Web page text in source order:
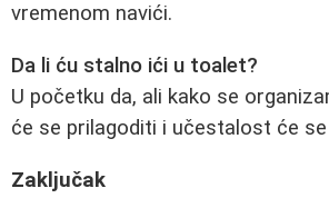
vremenom navići.
Da li ću stalno ići u toalet?
U početku da, ali kako se
će se prilagoditi i učestalost će
Zaključak